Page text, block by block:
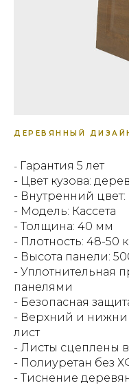
ДЕРЕВЯННЫЙ
- Гарантия 5 лет
- Цвет кузова:
- Внутренний
- Модель: Кассета
- Толщина: 40 мм
- Плотность: 48-50
- Высота панели:
- Уплотнительная
панелями
- Безопасная
- Верхний и
лист
- Листы сцеплены
- Полиуретан без
- Тиснение